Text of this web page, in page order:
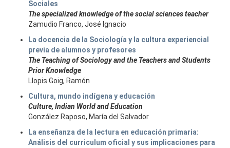
Sociales
The specialized knowledge of the social sciences teacher
Zamudio Franco, José Ignacio
La docencia de la Sociología y la cultura experiencial
previa de alumnos y profesores
The Teaching of Sociology and the Teachers and Students
Prior Knowledge
Llopis Goig, Ramón
Cultura, mundo indígena y educación
Culture, Indian World and Education
González Raposo, María del Salvador
La enseñanza de la lectura en educación primaria:
Análisis del curriculum oficial y sus implicaciones para